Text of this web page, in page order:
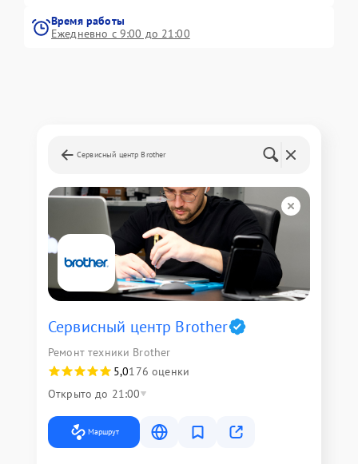
Время работы
Ежедневно с 9:00 до 21:00
Сервисный центр Brother
Сервисный центр Brother
Ремонт техники Brother
5,0176 оценки
Открыто до 21:00
Маршрут